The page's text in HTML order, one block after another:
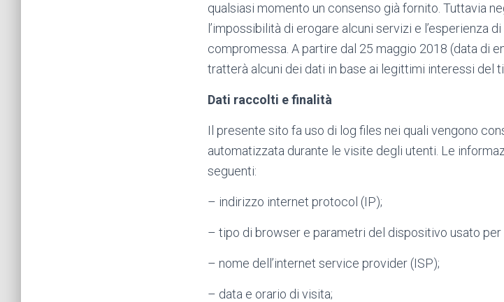
qualsiasi momento un consenso già fornito. Tuttavia
l’impossibilità di erogare alcuni servizi e l’esperienza
compromessa. A partire dal 25 maggio 2018 (data di
tratterà alcuni dei dati in base ai legittimi interessi del
Dati raccolti e finalità
Il presente sito fa uso di log files nei quali vengono
automatizzata durante le visite degli utenti. Le
seguenti:
– indirizzo internet protocol (IP);
– tipo di browser e parametri del dispositivo usato
– nome dell’internet service provider (ISP);
– data e orario di visita;